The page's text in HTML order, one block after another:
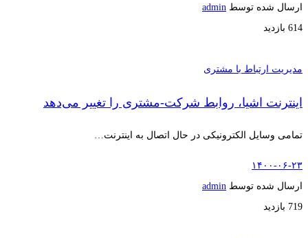
ارسال شده توسط admin
614 بازدید
مدیریت ارتباط با مشتری
اینترنت اشیا، روابط شرکت-مشتری را تغییر می‌دهد
تمامی وسایل الکترونیکی در حال اتصال به اینترنت…
۱۴۰۰-۰۶-۲۳
ارسال شده توسط admin
719 بازدید